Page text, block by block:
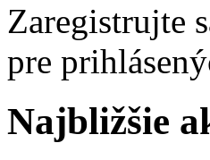
Zaregistrujte
pre
Najbližšie